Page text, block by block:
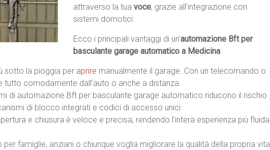
attraverso la tua voce, grazie all’integrazione con
sistemi domotici.
Ecco i principali vantaggi di un’automazione Bft per
basculante garage automatico a Medicina:
sotto la pioggia per aprire manualmente il garage. Con un telecomando o
tutto comodamente dall’auto o anche a distanza.
di automazione Bft per basculante garage automatico riducono il rischio
di blocco integrati e codici di accesso unici.
e chiusura è veloce e precisa, rendendo l’intera esperienza più fluida
per famiglie, anziani o chiunque voglia migliorare la qualità della propria vita